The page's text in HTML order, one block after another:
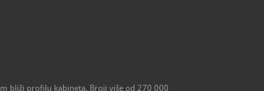
bliži profilu kabineta. Broji više od 270 000